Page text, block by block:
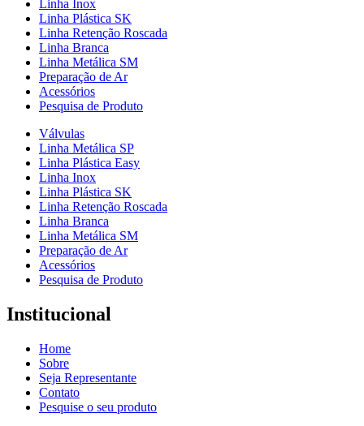
Linha Inox
Linha Plástica SK
Linha Retenção Roscada
Linha Branca
Linha Metálica SM
Preparação de Ar
Acessórios
Pesquisa de Produto
Válvulas
Linha Metálica SP
Linha Plástica Easy
Linha Inox
Linha Plástica SK
Linha Retenção Roscada
Linha Branca
Linha Metálica SM
Preparação de Ar
Acessórios
Pesquisa de Produto
Institucional
Home
Sobre
Seja Representante
Contato
Pesquise o seu produto